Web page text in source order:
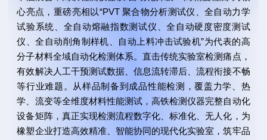
心亮点，重磅亮相以“PVT 聚合物分析测试仪、全自动力学
试验系统、全自动熔融指数测试仪、全自动硬度密度测试
仪、全自动削角制样机、自动上料冲击试验机”为代表的高
分子材料全域自动化检测体系。直击传统实验室检测痛点，
有效解决人工干预测试数据、信息流转滞后、流程衔接不畅
等行业难题。从样品制备到成品性能检测，覆盖力学、热
学、流变等全维度材料性能测试，高铁检测仪器完整自动化
设备矩阵，真正实现检测流程数字化、标准化、无人化，为
橡塑企业打造高效精准、智能协同的现代化实验室，筑牢品